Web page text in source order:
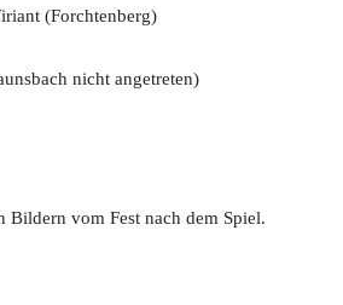
(Forchtenberg)
nicht angetreten)
Bildern vom Fest nach dem Spiel.